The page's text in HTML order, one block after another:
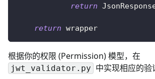
return
return wrapper
根据你的权限 (Permission) 模型，在
jwt_validator.py 中实现相应的验